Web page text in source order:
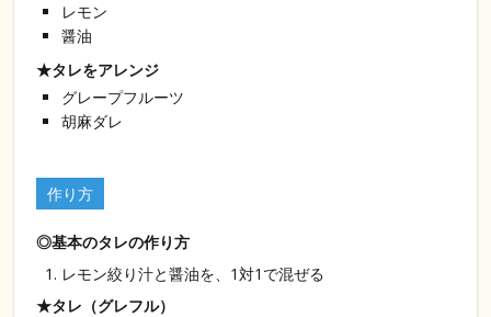
レモン
醤油
★タレをアレンジ
グレープフルーツ
胡麻ダレ
作り方
◎基本のタレの作り方
レモン絞り汁と醤油を、1対1で混ぜる
★タレ（グレフル）